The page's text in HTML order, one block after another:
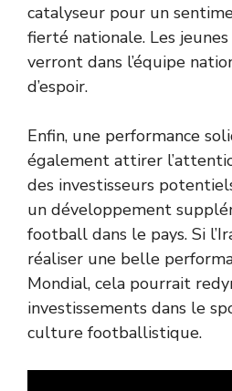
catalyseur pour un
fierté nationale. Les
verront dans l’équipe
d’espoir.
Enfin, une performance
également attirer
des investisseurs
un développement
football dans le pays. Si
réaliser une belle
Mondial, cela pourrait
investissements dans le
culture footballistique.